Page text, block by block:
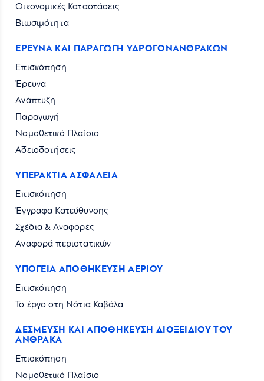
Οικονομικές Καταστάσεις
Βιωσιμότητα
ΕΡΕΥΝΑ ΚΑΙ ΠΑΡΑΓΩΓΗ ΥΔΡΟΓΟΝΑΝΘΡΑΚΩΝ
Επισκόπηση
Έρευνα
Ανάπτυξη
Παραγωγή
Νομοθετικό Πλαίσιο
Αδειοδοτήσεις
ΥΠΕΡΑΚΤΙΑ ΑΣΦΑΛΕΙΑ
Επισκόπηση
Έγγραφα Κατεύθυνσης
Σχέδια & Αναφορές
Αναφορά περιστατικών
ΥΠΟΓΕΙΑ ΑΠΟΘΗΚΕΥΣΗ ΑΕΡΙΟΥ
Επισκόπηση
Το έργο στη Νότια Καβάλα
ΔΕΣΜΕΥΣΗ ΚΑΙ ΑΠΟΘΗΚΕΥΣΗ ΔΙΟΞΕΙΔΙΟΥ ΤΟΥ
ΑΝΘΡΑΚΑ
Επισκόπηση
Νομοθετικό Πλαίσιο